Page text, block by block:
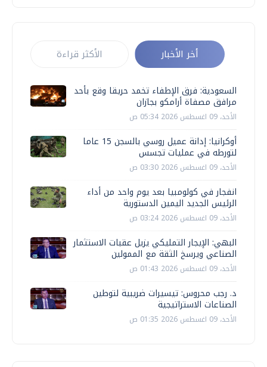
أخر الأخبار الأكثر قراءة
السعودية: فرق الإطفاء تخمد حريقا وقع بأحد
مرافق مصفاة أرامكو بجازان
الأحد، 09 اغسطس 2026 05:34 ص
أوكرانيا: إدانة عميل روسي بالسجن 15 عاما
لتورطه في عمليات تجسس
الأحد، 09 اغسطس 2026 03:30 ص
انفجار في كولومبيا بعد يوم واحد من أداء
الرئيس الجديد اليمين الدستورية
الأحد، 09 اغسطس 2026 03:24 ص
البهي: الإيجار التمليكي يزيل عقبات الاستثمار
الصناعي ويرسخ الثقة مع الممولين
الأحد، 09 اغسطس 2026 01:43 ص
د. رجب محروس: تيسيرات ضريبية لتوطين
الصناعات الاستراتيجية
الأحد، 09 اغسطس 2026 01:35 ص